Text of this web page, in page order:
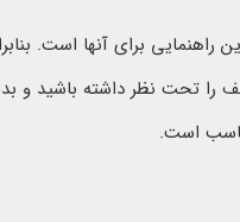
راهنمایی برای آنها است.
را تحت نظر داشته باشید و
است.